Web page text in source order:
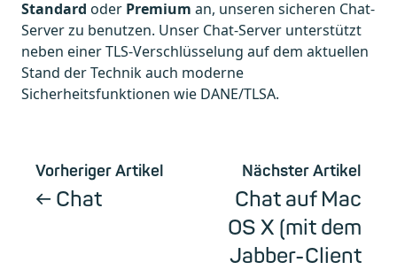
Standard oder Premium an, unseren sicheren Chat-
Server zu benutzen. Unser Chat-Server unterstützt
neben einer TLS-Verschlüsselung auf dem aktuellen
Stand der Technik auch moderne
Sicherheitsfunktionen wie DANE/TLSA.
Vorheriger Artikel
Chat
Nächster Artikel
Chat auf Mac
OS X (mit dem
Jabber-Client